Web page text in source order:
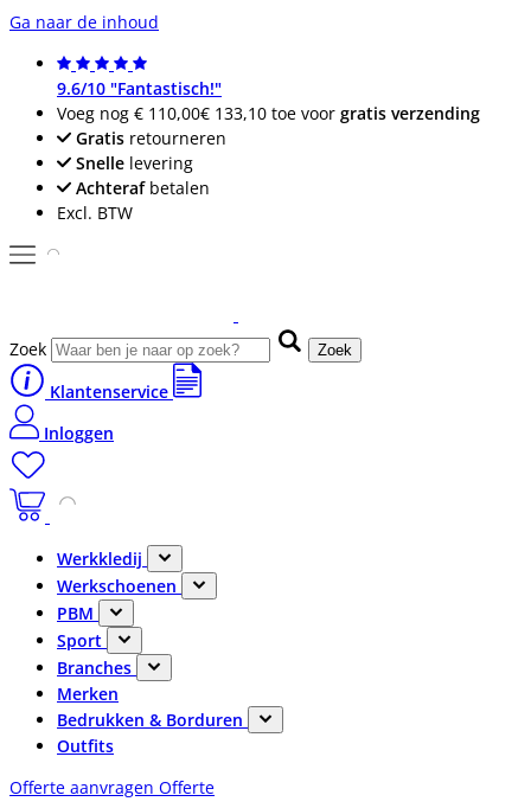
Ga naar de inhoud
9.6/10 "Fantastisch!"
Voeg nog € 110,00€ 133,10 toe voor gratis verzending
Gratis retourneren
Snelle levering
Achterafbetalen
Excl. BTW
Zoek Zoek
Klantenservice
Inloggen
Werkkledij
Werkschoenen
PBM
Sport
Branches
Merken
Bedrukken & Borduren
Outfits
Offerte aanvragen Offerte